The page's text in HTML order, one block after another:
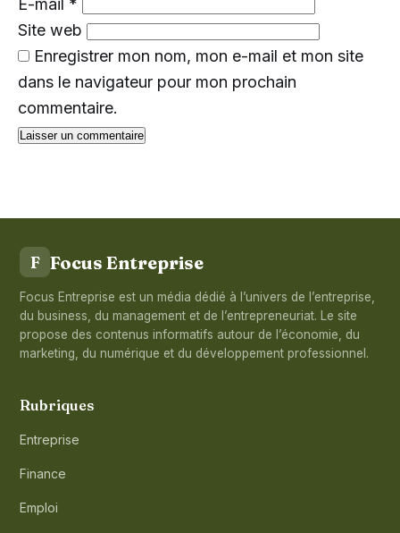
E-mail *
Site web
Enregistrer mon nom, mon e-mail et mon site
dans le navigateur pour mon prochain
commentaire.
F Focus Entreprise
Focus Entreprise est un média dédié à l’univers de l’entreprise,
du business, du management et de l’entrepreneuriat. Le site
propose des contenus informatifs autour de l’économie, du
marketing, du numérique et du développement professionnel.
Rubriques
Entreprise
Finance
Emploi